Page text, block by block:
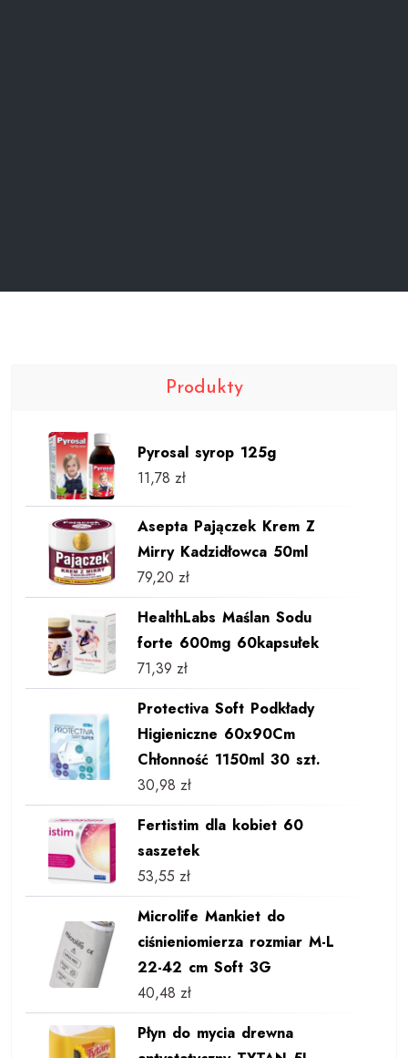
Produkty
Pyrosal syrop 125g
11,78 zł
Asepta Pajączek Krem Z
Mirry Kadzidłowca 50ml
79,20 zł
HealthLabs Maślan Sodu
forte 600mg 60kapsułek
71,39 zł
Protectiva Soft Podkłady
Higieniczne 60x90Cm
Chłonność 1150ml 30 szt.
30,98 zł
Fertistim dla kobiet 60
saszetek
53,55 zł
Microlife Mankiet do
ciśnieniomierza rozmiar M-L
22-42 cm Soft 3G
40,48 zł
Płyn do mycia drewna